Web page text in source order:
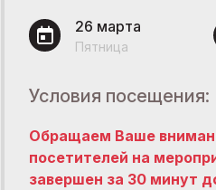
26 марта
Пятница
Условия посещения:
Обращаем Ваше
посетителей на
завершен за 30 минут